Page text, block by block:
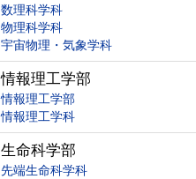
数理科学科
物理科学科
宇宙物理・気象学科
情報理工学部
情報理工学部
情報理工学科
生命科学部
先端生命科学科